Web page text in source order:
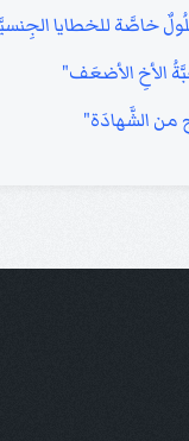
خاصَّة للخطايا
الأخِ الأضعَف"
من الشَّهادَة"